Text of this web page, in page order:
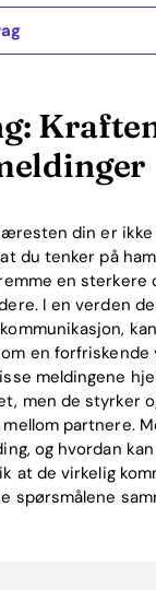
av søte
relationship
melding?
meldinger
søte meldinger
rolle: Recoupling
funderte øvelser
i kommunikasjon
meldinger
søte meldinger til
hjelpe med å formulere søte
din er ikke
du tenker på
en sterkere
I en verden
en forfriskende
meldingene
men de styrker
partnere.
og hvordan
at de virkelig
spørsmålene